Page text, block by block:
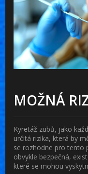
MOŽNÁ
Kyretáž zubů, jako
určitá rizika, která by
se rozhodne pro tento
obvykle bezpečná,
které se mohou